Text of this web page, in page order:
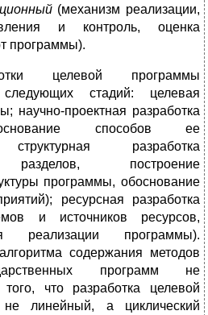
(механизм реализации,
и контроль, оценка
программы).
целевой программы
стадий: целевая
научно-проектная разработка
способов ее
структурная разработка
разделов, построение
программы, обоснование
ресурсная разработка
и источников ресурсов,
реализации программы).
содержания методов
программ не
что разработка целевой
линейный, а циклический